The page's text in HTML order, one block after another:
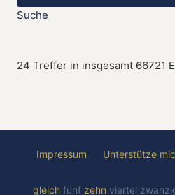
Suche
24 Treffer in insgesamt 66721
Impressum Unterstütze
gleich fünf zehn viertel